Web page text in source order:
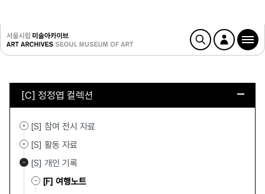
[C] 정정엽 컬렉션
[S] 참여 전시 자료
[S] 활동 자료
[S] 개인 기록
[F] 여행노트